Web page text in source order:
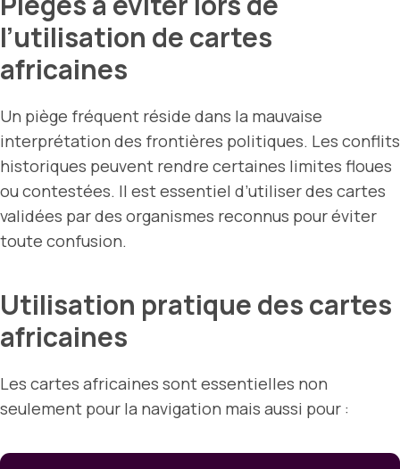
l’utilisation de cartes
africaines
Un piège fréquent réside dans la mauvaise
interprétation des frontières politiques. Les conflits
historiques peuvent rendre certaines limites floues
ou contestées. Il est essentiel d’utiliser des cartes
validées par des organismes reconnus pour éviter
toute confusion.
Utilisation pratique des cartes
africaines
Les cartes africaines sont essentielles non
seulement pour la navigation mais aussi pour :